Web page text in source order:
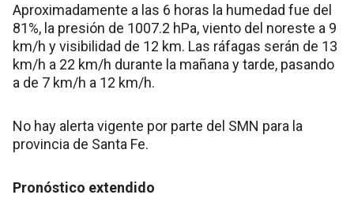
Aproximadamente a las 6 horas la humedad fue del
81%, la presión de 1007.2 hPa, viento del noreste a 9
km/h y visibilidad de 12 km. Las ráfagas serán de 13
km/h a 22 km/h durante la mañana y tarde, pasando
a de 7 km/h a 12 km/h.
No hay alerta vigente por parte del SMN para la
provincia de Santa Fe.
Pronóstico extendido